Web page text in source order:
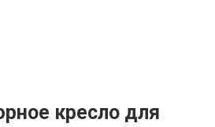
кресло для